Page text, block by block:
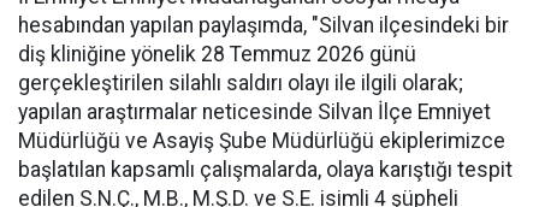
hesabından yapılan paylaşımda, "Silvan ilçesindeki bir
diş kliniğine yönelik 28 Temmuz 2026 günü
gerçekleştirilen silahlı saldırı olayı ile ilgili olarak;
yapılan araştırmalar neticesinde Silvan İlçe Emniyet
Müdürlüğü ve Asayiş Şube Müdürlüğü ekiplerimizce
başlatılan kapsamlı çalışmalarda, olaya karıştığı tespit
edilen S.N.Ç., M.B., M.Ş.D. ve S.E. isimli 4 şüpheli